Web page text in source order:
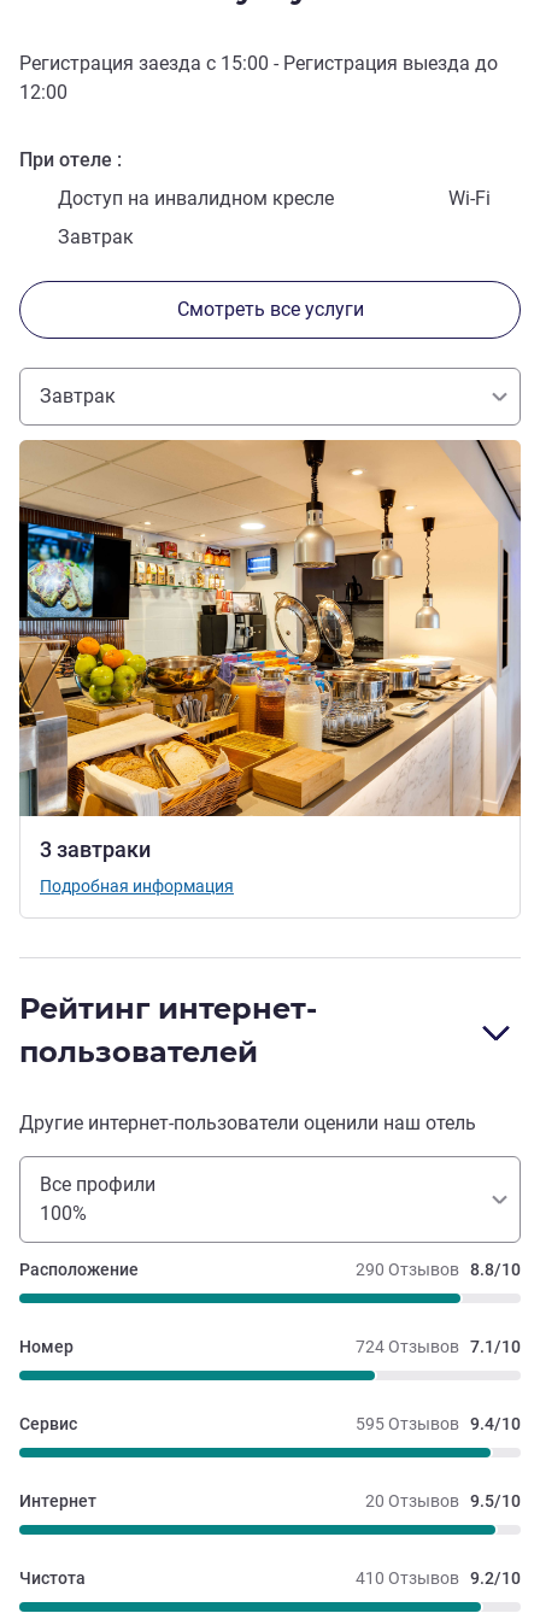
Регистрация заезда с 15:00 - Регистрация выезда до
12:00
При отеле
Доступ на инвалидном кресле
Wi-Fi
Завтрак
Смотреть все услуги
Завтрак
3 завтраки
Подробная информация
Подробная информация
Рейтинг интернет-
пользователей
Другие интернет-пользователи оценили наш отель
Все профили
100%
290 Отзывов 8.8/10
Расположение
724 Отзывов 7.1/10
Номер
595 Отзывов 9.4/10
Сервис
20 Отзывов 9.5/10
Интернет
410 Отзывов 9.2/10
Чистота